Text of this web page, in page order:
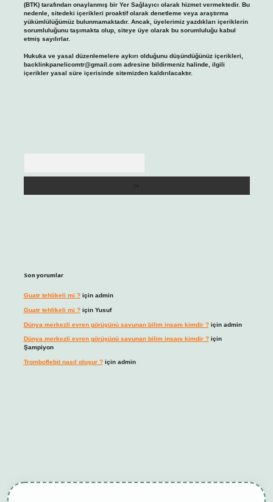
(BTK) tarafından onaylanmış bir Yer Sağlayıcı olarak hizmet vermektedir. Bu
nedenle, sitedeki içerikleri proaktif olarak denetleme veya araştırma
yükümlülüğümüz bulunmamaktadır. Ancak, üyelerimiz yazdıkları içeriklerin
sorumluluğunu taşımakta olup, siteye üye olarak bu sorumluluğu kabul
etmiş sayılırlar.
Hukuka ve yasal düzenlemelere aykırı olduğunu düşündüğünüz içerikleri,
backlinkpanelicomtr@gmail.comadresine bildirmeniz halinde, ilgili
içerikler yasal süre içerisinde sitemizden kaldırılacaktır.
Son yorumlar
Guatr tehlikeli mi ?için admin
Guatr tehlikeli mi ?için Yusuf
Dünya merkezli evren görüşünü savunan bilim insanı kimdir ?için admin
Dünya merkezli evren görüşünü savunan bilim insanı kimdir ?için
Şampiyon
Tromboflebit nasıl oluşur ?için admin